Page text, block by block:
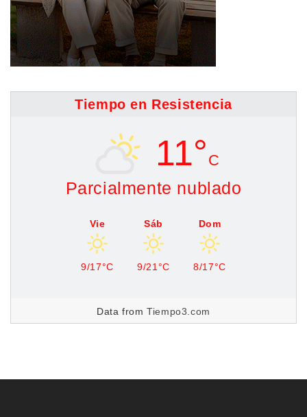
Tiempo en Resistencia
11° C
Parcialmente nublado
Vie
9/17°C
Sáb
9/21°C
Dom
8/17°C
Data fromTiempo3.com